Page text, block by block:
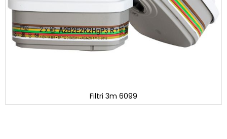
Filtri 3m 6099